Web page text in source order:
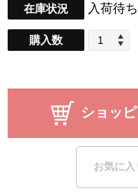
在庫状況 入荷待ち
購入数
ショッ
お気に